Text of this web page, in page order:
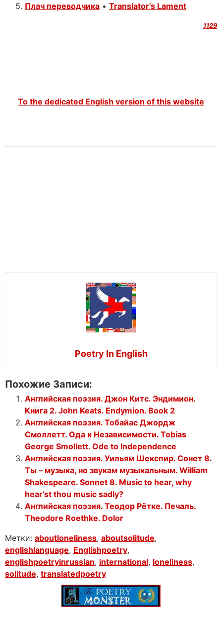
Плач переводчика • Translator’s Lament
1129
To the dedicated English version of this website
Poetry In English
Похожие Записи:
Английская поэзия. Джон Китс. Эндимион.
Книга 2. John Keats. Endymion. Book 2
Английская поэзия. Тобайас Джордж
Смоллетт. Ода к Независимости. Tobias
George Smollett. Ode to Independence
Английская поэзия. Уильям Шекспир. Сонет 8.
Ты – музыка, но звукам музыкальным. William
Shakespeare. Sonnet 8. Music to hear, why
hear’st thou music sadly?
Английская поэзия. Теодор Рётке. Печаль.
Theodore Roethke. Dolor
Метки: aboutloneliness, aboutsolitude,
englishlanguage, Englishpoetry,
englishpoetryinrussian, international, loneliness,
solitude, translatedpoetry